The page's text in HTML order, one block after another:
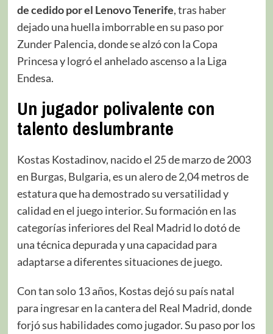
de cedido por el Lenovo Tenerife, tras haber
dejado una huella imborrable en su paso por
Zunder Palencia, donde se alzó con la Copa
Princesa y logró el anhelado ascenso a la Liga
Endesa.
Un jugador polivalente con
talento deslumbrante
Kostas Kostadinov, nacido el 25 de marzo de 2003
en Burgas, Bulgaria, es un alero de 2,04 metros de
estatura que ha demostrado su versatilidad y
calidad en el juego interior. Su formación en las
categorías inferiores del Real Madrid lo dotó de
una técnica depurada y una capacidad para
adaptarse a diferentes situaciones de juego.
Con tan solo 13 años, Kostas dejó su país natal
para ingresar en la cantera del Real Madrid, donde
forjó sus habilidades como jugador. Su paso por los